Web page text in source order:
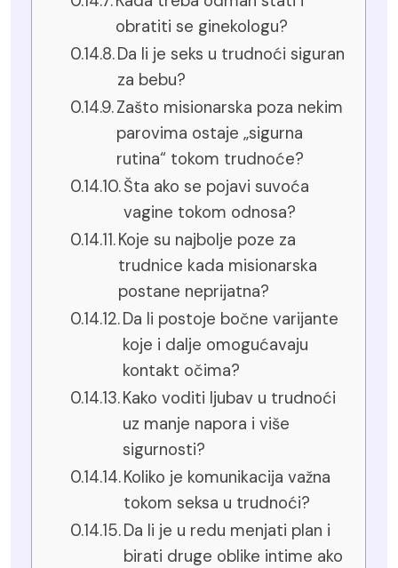
obratiti se ginekologu?
Da li je seks u trudnoći siguran
za bebu?
Zašto misionarska poza nekim
parovima ostaje „sigurna
rutina“ tokom trudnoće?
Šta ako se pojavi suvoća
vagine tokom odnosa?
Koje su najbolje poze za
trudnice kada misionarska
postane neprijatna?
Da li postoje bočne varijante
koje i dalje omogućavaju
kontakt očima?
Kako voditi ljubav u trudnoći
uz manje napora i više
sigurnosti?
Koliko je komunikacija važna
tokom seksa u trudnoći?
Da li je u redu menjati plan i
birati druge oblike intime ako